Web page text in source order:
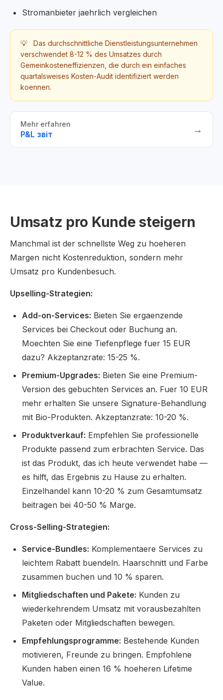
Stromanbieter jaehrlich vergleichen
💡
Das durchschnittliche Dienstleistungsunternehmen
verschwendet 8-12 % des Umsatzes durch
Gemeinkosteneffizienzen, die durch ein einfaches
quartalsweises Kosten-Audit identifiziert werden
koennen.
Mehr erfahren
P&L звіт →
Umsatz pro Kunde steigern
Manchmal ist der schnellste Weg zu hoeheren
Margen nicht Kostenreduktion, sondern mehr
Umsatz pro Kundenbesuch.
Upselling-Strategien:
Add-on-Services: Bieten Sie ergaenzende
Services bei Checkout oder Buchung an.
Moechten Sie eine Tiefenpflege fuer 15 EUR
dazu? Akzeptanzrate: 15-25 %.
Premium-Upgrades: Bieten Sie eine Premium-
Version des gebuchten Services an. Fuer 10 EUR
mehr erhalten Sie unsere Signature-Behandlung
mit Bio-Produkten. Akzeptanzrate: 10-20 %.
Produktverkauf: Empfehlen Sie professionelle
Produkte passend zum erbrachten Service. Das
ist das Produkt, das ich heute verwendet habe —
es hilft, das Ergebnis zu Hause zu erhalten.
Einzelhandel kann 10-20 % zum Gesamtumsatz
beitragen bei 40-50 % Marge.
Cross-Selling-Strategien:
Service-Bundles: Komplementaere Services zu
leichtem Rabatt buendeln. Haarschnitt und Farbe
zusammen buchen und 10 % sparen.
Mitgliedschaften und Pakete: Kunden zu
wiederkehrendem Umsatz mit vorausbezahlten
Paketen oder Mitgliedschaften bewegen.
Empfehlungsprogramme: Bestehende Kunden
motivieren, Freunde zu bringen. Empfohlene
Kunden haben einen 16 % hoeheren Lifetime
Value.